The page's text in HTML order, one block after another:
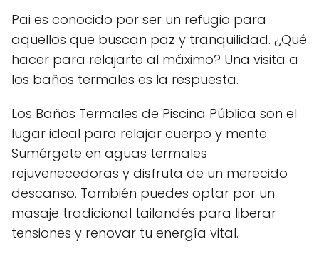
Pai es conocido por ser un refugio para
aquellos que buscan paz y tranquilidad. ¿Qué
hacer para relajarte al máximo? Una visita a
los baños termales es la respuesta.
Los Baños Termales de Piscina Pública son el
lugar ideal para relajar cuerpo y mente.
Sumérgete en aguas termales
rejuvenecedoras y disfruta de un merecido
descanso. También puedes optar por un
masaje tradicional tailandés para liberar
tensiones y renovar tu energía vital.